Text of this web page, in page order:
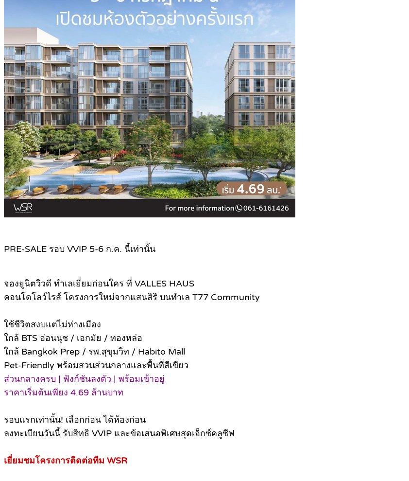
PRE-SALE รอบ VVIP 5-6 ก.ค. นี้เท่านั้น
จองยูนิตวิวดี ทำเลเยี่ยมก่อนใคร ที่ VALLES HAUS
คอนโดโลว์ไรส์ โครงการใหม่จากแสนสิริ บนทำเล T77 Community
ใช้ชีวิตสงบแต่ไม่ห่างเมือง
ใกล้ BTS อ่อนนุช / เอกมัย / ทองหล่อ
ใกล้ Bangkok Prep / รพ.สุขุมวิท / Habito Mall
Pet-Friendly พร้อมสวนส่วนกลางและพื้นที่สีเขียว
ส่วนกลางครบ | ฟังก์ชันลงตัว | พร้อมเข้าอยู่
ราคาเริ่มต้นเพียง 4.69 ล้านบาท
รอบแรกเท่านั้น! เลือกก่อน ได้ห้องก่อน
ลงทะเบียนวันนี้ รับสิทธิ VVIP และข้อเสนอพิเศษสุดเอ็กซ์คลูซีฟ
เยี่ยมชมโครงการติดต่อทีม WSR